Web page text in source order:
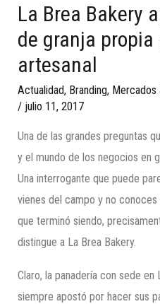
La Brea Bakery
de granja propia
artesanal
Actualidad, Branding, Mercados
/ julio 11, 2017
Una de las grandes preguntas
y el mundo de los negocios en
Una interrogante que puede
vienes del campo y no
que terminó siendo,
distingue a La Brea Bakery.
Claro, la panadería con sede
siempre apostó por hacer sus